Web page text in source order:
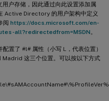
用户存储，因此通过向此设置添加属
Active Directory 的用户架构中定义
阅 https://docs.microsoft.com/en-
all?redirectedfrom=MSDN 。
置了 #l# 属性（小写 L，代表位置）
这三个位置。可以按以下方式